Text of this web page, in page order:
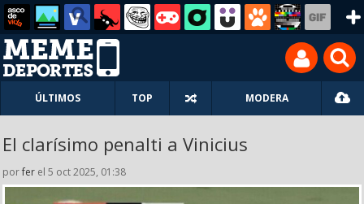
ÚLTIMOS TOP MODERA
El clarísimo penalti a Vinicius
porfer el 5 oct 2025, 01:38